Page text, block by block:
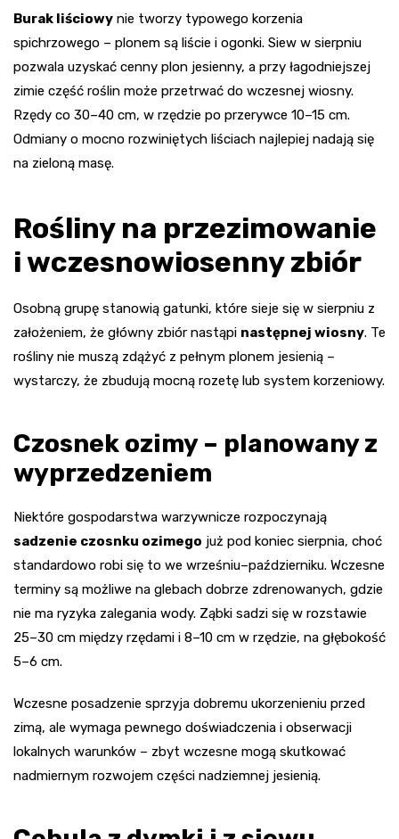
Burak liściowy nie tworzy typowego korzenia
spichrzowego – plonem są liście i ogonki. Siew w sierpniu
pozwala uzyskać cenny plon jesienny, a przy łagodniejszej
zimie część roślin może przetrwać do wczesnej wiosny.
Rzędy co 30–40 cm, w rzędzie po przerywce 10–15 cm.
Odmiany o mocno rozwiniętych liściach najlepiej nadają się
na zieloną masę.
Rośliny na przezimowanie
i wczesnowiosenny zbiór
Osobną grupę stanowią gatunki, które sieje się w sierpniu z
założeniem, że główny zbiór nastąpi następnej wiosny. Te
rośliny nie muszą zdążyć z pełnym plonem jesienią –
wystarczy, że zbudują mocną rozetę lub system korzeniowy.
Czosnek ozimy – planowany z
wyprzedzeniem
Niektóre gospodarstwa warzywnicze rozpoczynają
sadzenie czosnku ozimego już pod koniec sierpnia, choć
standardowo robi się to we wrześniu–październiku. Wczesne
terminy są możliwe na glebach dobrze zdrenowanych, gdzie
nie ma ryzyka zalegania wody. Ząbki sadzi się w rozstawie
25–30 cm między rzędami i 8–10 cm w rzędzie, na głębokość
5–6 cm.
Wczesne posadzenie sprzyja dobremu ukorzenieniu przed
zimą, ale wymaga pewnego doświadczenia i obserwacji
lokalnych warunków – zbyt wczesne mogą skutkować
nadmiernym rozwojem części nadziemnej jesienią.